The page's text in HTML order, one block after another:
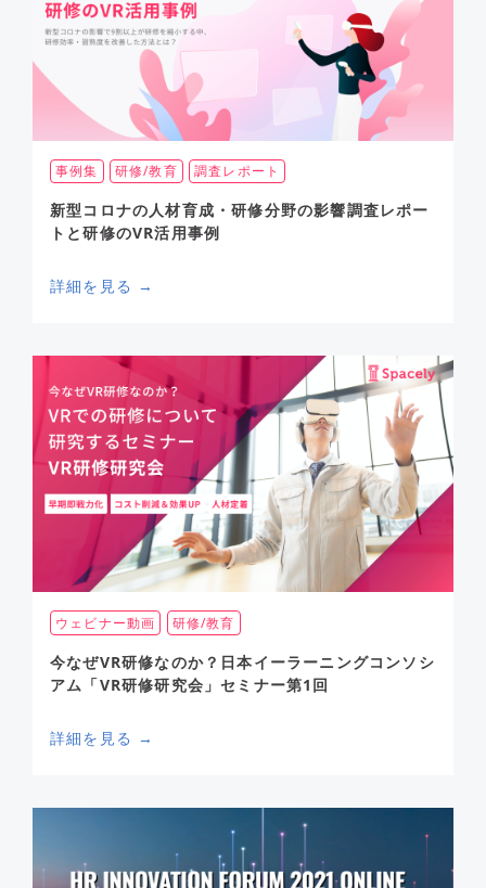
事例集 研修/教育 調査レポート
新型コロナの人材育成・研修分野の影響調査レポー
トと研修のVR活用事例
詳細を見る →
ウェビナー動画 研修/教育
今なぜVR研修なのか？日本イーラーニングコンソシ
アム「VR研修研究会」セミナー第1回
詳細を見る →